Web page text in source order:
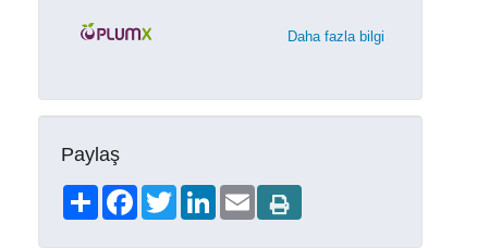
Daha fazla bilgi
Paylaş
ShareFacebookTwitterLinkedIn
Email